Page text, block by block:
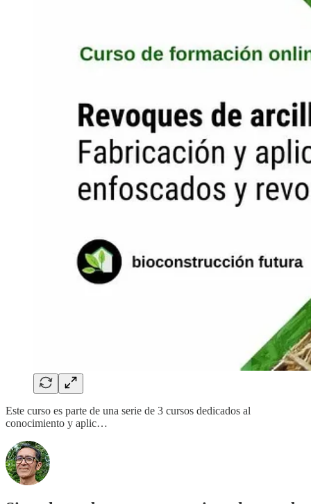
Este curso es parte de una serie de 3 cursos dedicados al
conocimiento y aplic…